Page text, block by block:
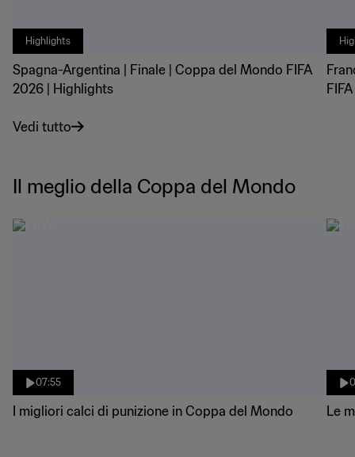
Highlights
Spagna-Argentina | Finale | Coppa del Mondo FIFA
2026 | Highlights
Vedi tutto
Il meglio della Coppa del Mondo
07:55
I migliori calci di punizione in Coppa del Mondo Le